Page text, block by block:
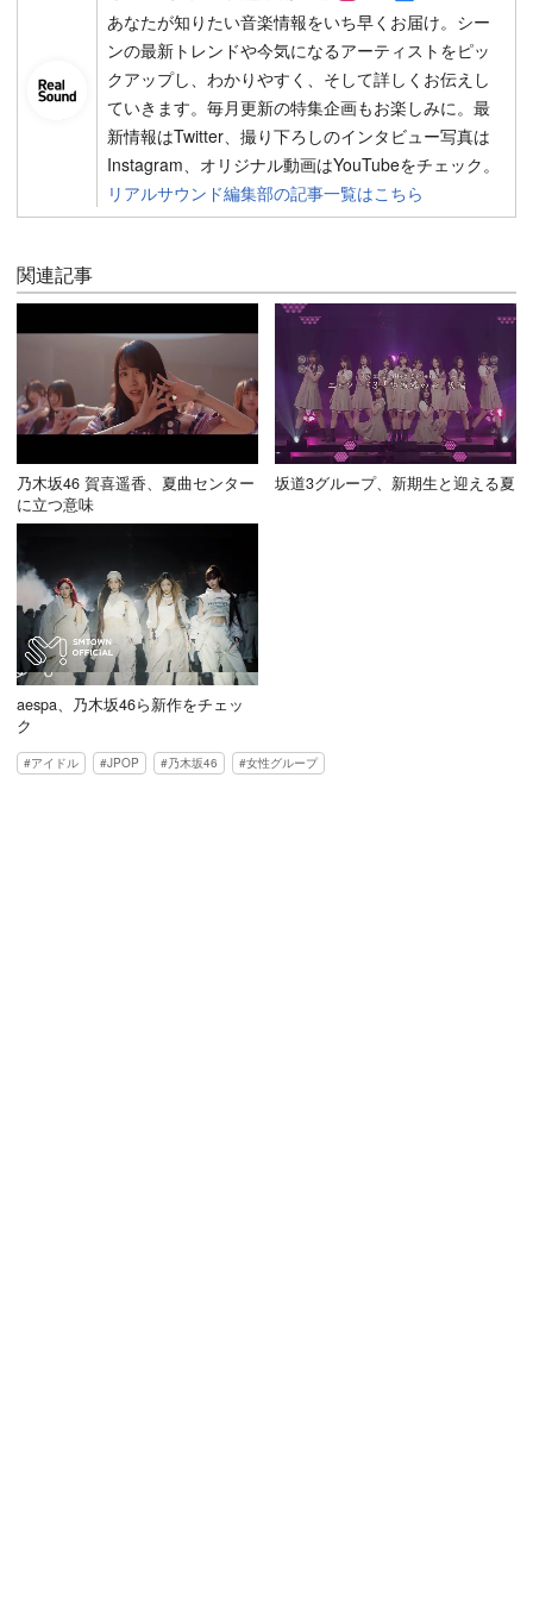
あなたが知りたい音楽情報をいち早くお届け。シー
ンの最新トレンドや今気になるアーティストをピッ
クアップし、わかりやすく、そして詳しくお伝えし
ていきます。毎月更新の特集企画もお楽しみに。最
新情報はTwitter、撮り下ろしのインタビュー写真は
Instagram、オリジナル動画はYouTubeをチェック。
リアルサウンド編集部の記事一覧はこちら
関連記事
乃木坂46 賀喜遥香、夏曲センター
に立つ意味
坂道3グループ、新期生と迎える夏
aespa、乃木坂46ら新作をチェッ
ク
アイドル JPOP 乃木坂46 女性グループ